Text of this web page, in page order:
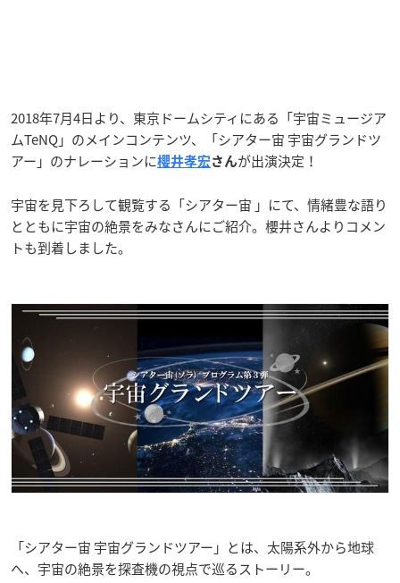
2018年7月4日より、東京ドームシティにある「宇宙ミュージア
ムTeNQ」のメインコンテンツ、「シアター宙 宇宙グランドツ
アー」のナレーションに櫻井孝宏 さんが出演決定！
宇宙を見下ろして観覧する「シアター宙 」にて、情緒豊な語り
とともに宇宙の絶景をみなさんにご紹介。櫻井さんよりコメン
トも到着しました。
「シアター宙 宇宙グランドツアー」とは、太陽系外から地球
へ、宇宙の絶景を探査機の視点で巡るストーリー。